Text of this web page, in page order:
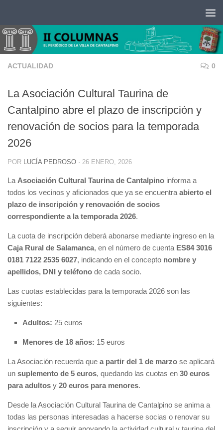
ACTUALIDAD 0
La Asociación Cultural Taurina de
Cantalpino abre el plazo de inscripción y
renovación de socios para la temporada
2026
POR LUCÍA PEDROSO · 26 ENERO, 2026
La Asociación Cultural Taurina de Cantalpino informa a
todos los vecinos y aficionados que ya se encuentra abierto el
plazo de inscripción y renovación de socios
correspondiente a la temporada 2026.
La cuota de inscripción deberá abonarse mediante ingreso en la
Caja Rural de Salamanca, en el número de cuenta ES84 3016
0181 7122 2535 6027, indicando en el concepto nombre y
apellidos, DNI y teléfono de cada socio.
Las cuotas establecidas para la temporada 2026 son las
siguientes:
Adultos: 25 euros
Menores de 18 años: 15 euros
La Asociación recuerda que a partir del 1 de marzo se aplicará
un suplemento de 5 euros, quedando las cuotas en 30 euros
para adultos y 20 euros para menores.
Desde la Asociación Cultural Taurina de Cantalpino se anima a
todas las personas interesadas a hacerse socias o renovar su